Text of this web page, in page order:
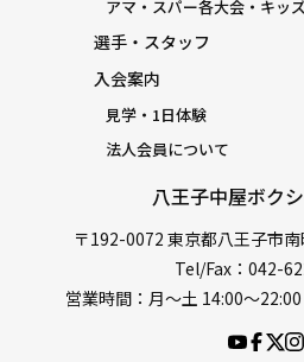
八王子中屋ボク
〒192-0072 東京都八王子市
Tel/Fax：042-
営業時間：月〜土 14:00〜
アマ・スパー各大会・キッ
選手・スタッフ
入会案内
見学・1日体験
法人会員について